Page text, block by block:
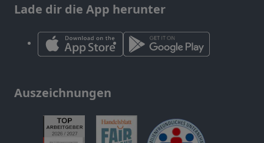
Lade dir die App herunter
Auszeichnungen